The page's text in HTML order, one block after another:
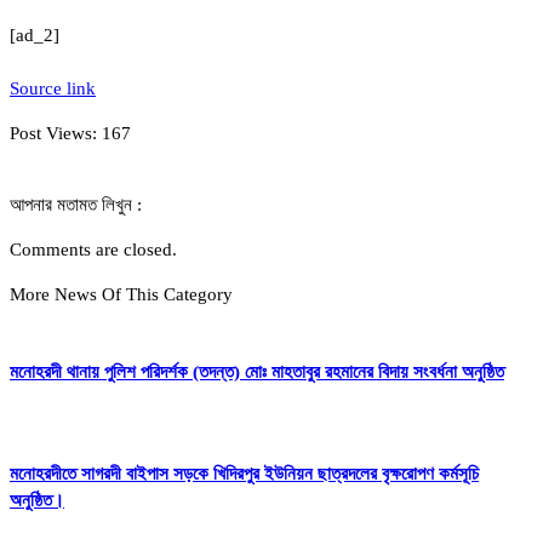
[ad_2]
Source link
Post Views: 167
আপনার মতামত লিখুন :
Comments are closed.
More News Of This Category
মনোহরদী থানায় পুলিশ পরিদর্শক (তদন্ত) মোঃ মাহতাবুর রহমানের বিদায় সংবর্ধনা অনুষ্ঠিত
মনোহরদীতে সাগরদী বাইপাস সড়কে খিদিরপুর ইউনিয়ন ছাত্রদলের বৃক্ষরোপণ কর্মসূচি
অনুষ্ঠিত।